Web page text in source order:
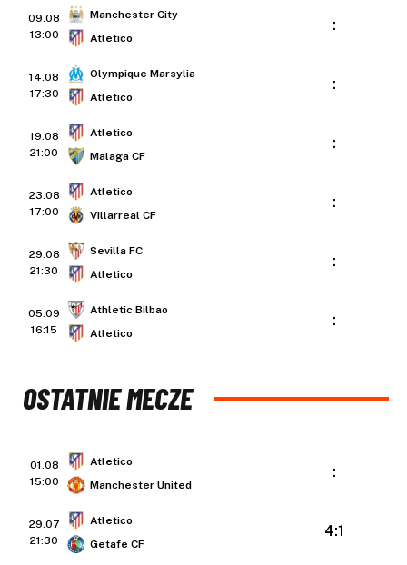
09.08
13:00
Manchester City
Atletico
:
14.08
17:30
Olympique Marsylia
Atletico
:
19.08
21:00
Atletico
Malaga CF
:
23.08
17:00
Atletico
Villarreal CF
:
29.08
21:30
Sevilla FC
Atletico
:
05.09
16:15
Athletic Bilbao
Atletico
:
OSTATNIE MECZE
01.08
15:00
Atletico
Manchester United
:
29.07
21:30
Atletico
Getafe CF
4:1